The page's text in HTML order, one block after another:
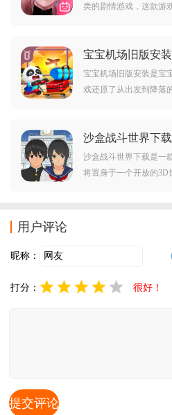
类的剧情游戏，这款游
有自己的故事，失去记
相。
宝宝机场旧版安
宝宝机场旧版安装是宝
戏还原了从出发到降落
的宝宝学习空乘知识的
沙盒战斗世界下
沙盒战斗世界下载是一
将置身于一个开放的3D
用户评论
昵称：
打分： 很好！